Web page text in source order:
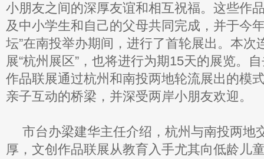
小朋友之间的深厚友谊和相互祝福。这些作
及中小学生和自己的父母共同完成，并于今
坛”在南投举办期间，进行了首轮展出。本次
展“杭州展区”，也将进行为期15天的展览。
作品联展通过杭州和南投两地轮流展出的模
亲子互动的桥梁，并深受两岸小朋友欢迎。
市台办梁建华主任介绍，杭州与南投两地
厚，文创作品联展从教育入手尤其向低龄儿